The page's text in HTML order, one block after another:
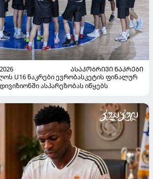
ᲐᲡᲐᲙᲝᲑᲠᲘᲕᲘ ᲜᲐᲙᲠᲔᲑᲘ
U16 ნაკრები ევრობასკეტის ფინალურ
ასპარეზობას იწყებს